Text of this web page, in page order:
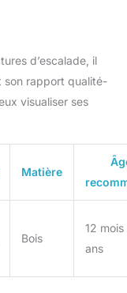
soutenir en
la
robuste
des
et favorise
d’escalade, il
son rapport qualité-
visualiser ses
Matière
Bois
12 mois
ans